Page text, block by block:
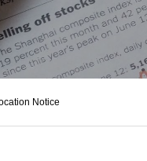
Notice